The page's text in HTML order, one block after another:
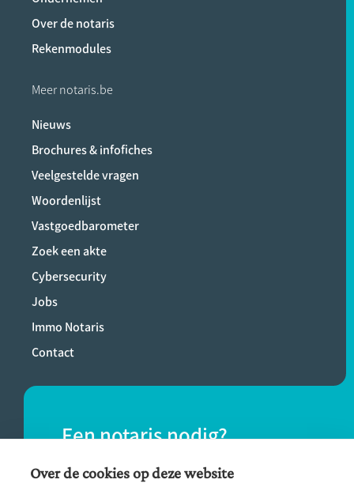
Over de notaris
Rekenmodules
Meer notaris.be
Nieuws
Brochures & infofiches
Veelgestelde vragen
Woordenlijst
Vastgoedbarometer
Zoek een akte
Cybersecurity
Jobs
Immo Notaris
Contact
Een notaris nodig?
Vind eenvoudig een notaris bij jou in de
Over de cookies op deze website